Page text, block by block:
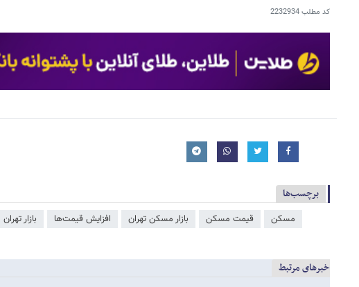
کد مطلب2232934
برچسب‌ها
مسکن قیمت مسکن بازار مسکن تهران افزایش قیمت‌ها بازار تهران
خبرهای مرتبط